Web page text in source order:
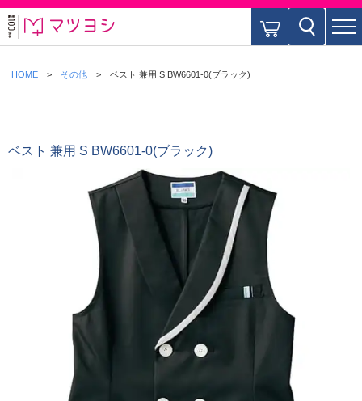
HOME その他 ベスト 兼用 S BW6601-0(ブラック)
ベスト 兼用 S BW6601-0(ブラック)